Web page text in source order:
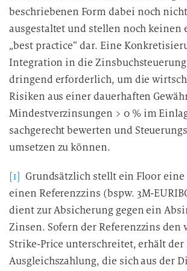
beschriebenen Form dabei noch
ausgestaltet und stellen noch keinen
„best practice“ dar. Eine
Integration in die
dringend erforderlich, um die
Risiken aus einer dauerhaften
Mindestverzinsungen > 0 % im
sachgerecht bewerten und
umsetzen zu können.
[1] Grundsätzlich stellt ein Floor
einen Referenzzins (bspw. 3M-
dient zur Absicherung gegen ein
Zinsen. Sofern der Referenzzins den
Strike-Price unterschreitet, erhält der
Ausgleichszahlung, die sich aus der